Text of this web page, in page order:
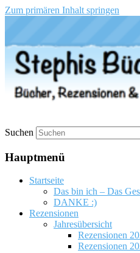
Zum primären Inhalt springen
Stephis Bücher
Suchen
Hauptmenü
Startseite
Das bin ich – Das
DANKE :)
Rezensionen
Jahresübersicht
Rezensionen
Rezensionen